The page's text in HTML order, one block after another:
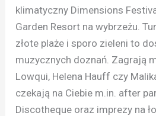
klimatyczny Dimensions
Garden Resort na wybrzeżu.
złote plaże i sporo zieleni to
muzycznych doznań. Zagrają
Lowqui, Helena Hauff czy
czekają na Ciebie m.in. after
Discotheque oraz imprezy na